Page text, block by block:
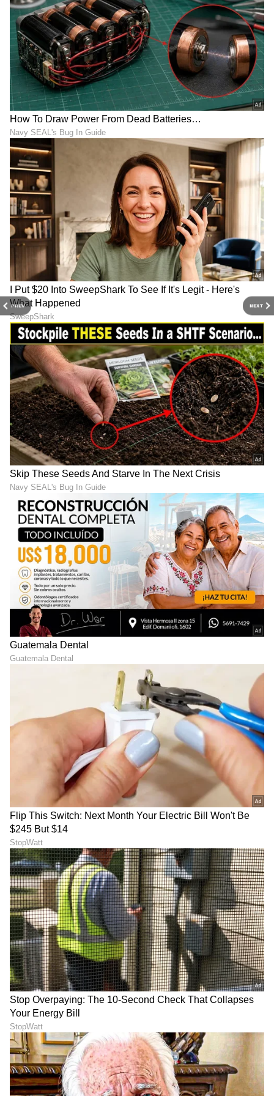
PREV NEXT
Image Credit :Arjun Das Instagram
ಐಶ್ವರ್ಯ ಲಕ್ಷ್ಮೀ ಜೊತೆ ನಟನೆ
'ಲವ್' ಚಿತ್ರದಲ್ಲಿ ನಟಿ ಐಶ್ವರ್ಯ ಲಕ್ಷ್ಮಿ ಅವರಿಗೆ ಜೋಡಿಯಾಗಿ
ಅರ್ಜುನ್ ದಾಸ್ ನಟಿಸಿದ್ದಾರೆ. ಈ ಚಿತ್ರ ನೇರವಾಗಿ
ನೆಟ್‌ಫ್ಲಿಕ್ಸ್‌ನಲ್ಲಿ ಬಿಡುಗಡೆಯಾಗಲಿದೆ. ಇದಲ್ಲದೆ, ಅವರ
ಕೈಯಲ್ಲಿರುವ ಮತ್ತೊಂದು ಚಿತ್ರ 'ಒನ್ಸ್ ಮೋರ್'. ಈ ಚಿತ್ರದಲ್ಲಿ
ನಿರ್ದೇಶಕ ಶಂಕರ್ ಅವರ ಪುತ್ರಿ ಅದಿತಿ ಶಂಕರ್
ನಾಯಕಿಯಾಗಿ ನಟಿಸಿದ್ದಾರೆ. ಈ ಚಿತ್ರದ ಶೂಟಿಂಗ್
ಮುಗಿದಿದ್ದು, ಬಿಡುಗಡೆಗೆ ಸಿದ್ಧವಾಗಿದೆ. ಅರ್ಜುನ್ ದಾಸ್
ತಮಿಳು ಮಾತ್ರವಲ್ಲದೆ ತೆಲುಗಿನ 'ಬುಟ್ಟ ಬೊಮ್ಮ' ಮತ್ತು
ಪವನ್ ಕಲ್ಯಾಣ್ ಅವರ 'OG' ಚಿತ್ರಗಳಲ್ಲಿಯೂ ನಟಿಸಿದ್ದಾರೆ.
5
5
Image Credit :Arjun Das Instagram
ಈ ವಾರವೇ ನಿಶ್ಚಿತಾರ್ಥ?
ಸದ್ಯ ಕಾಲಿವುಡ್‌ನಲ್ಲಿ ಒಂದು ಸುದ್ದಿ ಕಾಡ್ಗಿಚ್ಚಿನಂತೆ ಹರಡುತ್ತಿದೆ.
ಅದೇನೆಂದರೆ, ನಟ ಅರ್ಜುನ್ ದಾಸ್‌ಗೆ ಈ ವಾರವೇ
ನಿಶ್ಚಿತಾರ್ಥ ನಡೆಯಲಿದೆಯಂತೆ. ರಹಸ್ಯವಾಗಿ ನಡೆಯಲಿರುವ
ಈ ನಿಶ್ಚಿತಾರ್ಥದಲ್ಲಿ ಕೇವಲ ಆಪ್ತ ಸಂಬಂಧಿಕರು ಮತ್ತು
ಸ್ನೇಹಿತರು ಮಾತ್ರ ಭಾಗವಹಿಸಲಿದ್ದಾರೆ. ಅವರು
ಮದುವೆಯಾಗಲಿರುವ ಹುಡುಗಿ ಯಾರು ಎಂಬುದನ್ನು ಸಸ್ಪೆನ್ಸ್
ಆಗಿ ಇಡಲಾಗಿದೆ.
ಇತ್ತೀಚೆಗೆ ಅರ್ಜುನ್ ದಾಸ್, ನಟಿ ಐಶ್ವರ್ಯ ಲಕ್ಷ್ಮಿ ಜೊತೆಗಿನ
ಪ್ರೀತಿಯ ಗಾಸಿಪ್‌ನಲ್ಲಿ ಸಿಲುಕಿದ್ದರು. ಆದರೆ ಅವರಿಬ್ಬರೂ ಅದು
ಕೇವಲ ವದಂತಿ, ನಾವು ಆಪ್ತ ಸ್ನೇಹಿತರು ಎಂದು
ಸ್ಪಷ್ಟಪಡಿಸಿದ್ದರು. ಅವರಿಬ್ಬರೂ ಒಟ್ಟಿಗೆ 'ಲವ್' ಚಿತ್ರದಲ್ಲಿ
ನಟಿಸಿದ್ದೇ ಆ ವದಂತಿಗೆ ಕಾರಣವಾಗಿತ್ತು.
LATEST VIDEOS
ಕನ್ನಡ ಸಿನಿಮಾ (Kannada Cinema News), ಟಿವಿ
ಕಾರ್ಯಕ್ರಮಗಳು (Kannada TV Shows), ಸೆಲೆಬ್ರಿಟಿ